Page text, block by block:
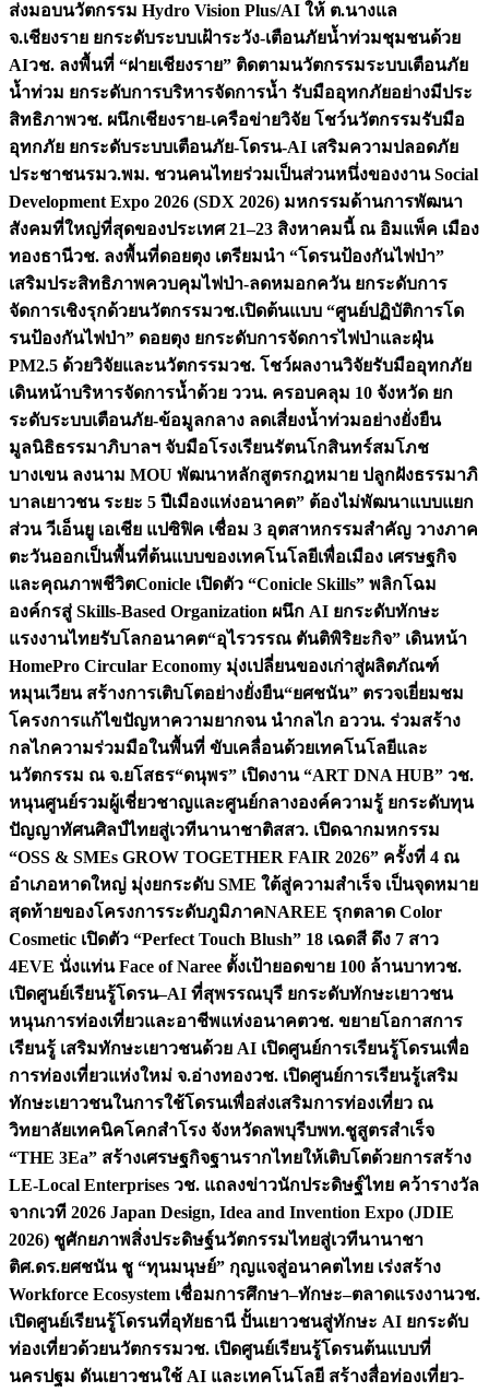
ส่งมอบนวัตกรรม Hydro Vision Plus/AI ให้ ต.นางแล
จ.เชียงราย ยกระดับระบบเฝ้าระวัง-เตือนภัยน้ำท่วมชุมชนด้วย
AIวช. ลงพื้นที่ “ฝายเชียงราย” ติดตามนวัตกรรมระบบเตือนภัย
น้ำท่วม ยกระดับการบริหารจัดการน้ำ รับมืออุทกภัยอย่างมีประ
สิทธิภาพวช. ผนึกเชียงราย-เครือข่ายวิจัย โชว์นวัตกรรมรับมือ
อุทกภัย ยกระดับระบบเตือนภัย-โดรน-AI เสริมความปลอดภัย
ประชาชนรมว.พม. ชวนคนไทยร่วมเป็นส่วนหนึ่งของงาน Social
Development Expo 2026 (SDX 2026) มหกรรมด้านการพัฒนา
สังคมที่ใหญ่ที่สุดของประเทศ 21–23 สิงหาคมนี้ ณ อิมแพ็ค เมือง
ทองธานีวช. ลงพื้นที่ดอยตุง เตรียมนำ “โดรนป้องกันไฟป่า”
เสริมประสิทธิภาพควบคุมไฟป่า-ลดหมอกควัน ยกระดับการ
จัดการเชิงรุกด้วยนวัตกรรมวช.เปิดต้นแบบ “ศูนย์ปฏิบัติการโด
รนป้องกันไฟป่า” ดอยตุง ยกระดับการจัดการไฟป่าและฝุ่น
PM2.5 ด้วยวิจัยและนวัตกรรมวช. โชว์ผลงานวิจัยรับมืออุทกภัย
เดินหน้าบริหารจัดการน้ำด้วย ววน. ครอบคลุม 10 จังหวัด ยก
ระดับระบบเตือนภัย-ข้อมูลกลาง ลดเสี่ยงน้ำท่วมอย่างยั่งยืน
มูลนิธิธรรมาภิบาลฯ จับมือโรงเรียนรัตนโกสินทร์สมโภช
บางเขน ลงนาม MOU พัฒนาหลักสูตรกฎหมาย ปลูกฝังธรรมาภิ
บาลเยาวชน ระยะ 5 ปีเมืองแห่งอนาคต” ต้องไม่พัฒนาแบบแยก
ส่วน วีเอ็นยู เอเชีย แปซิฟิค เชื่อม 3 อุตสาหกรรมสำคัญ วางภาค
ตะวันออกเป็นพื้นที่ต้นแบบของเทคโนโลยีเพื่อเมือง เศรษฐกิจ
และคุณภาพชีวิตConicle เปิดตัว “Conicle Skills” พลิกโฉม
องค์กรสู่ Skills-Based Organization ผนึก AI ยกระดับทักษะ
แรงงานไทยรับโลกอนาคต“อุไรวรรณ ตันติพิริยะกิจ” เดินหน้า
HomePro Circular Economy มุ่งเปลี่ยนของเก่าสู่ผลิตภัณฑ์
หมุนเวียน สร้างการเติบโตอย่างยั่งยืน“ยศชนัน” ตรวจเยี่ยมชม
โครงการแก้ไขปัญหาความยากจน นำกลไก อววน. ร่วมสร้าง
กลไกความร่วมมือในพื้นที่ ขับเคลื่อนด้วยเทคโนโลยีและ
นวัตกรรม ณ จ.ยโสธร“ดนุพร” เปิดงาน “ART DNA HUB” วช.
หนุนศูนย์รวมผู้เชี่ยวชาญและศูนย์กลางองค์ความรู้ ยกระดับทุน
ปัญญาทัศนศิลป์ไทยสู่เวทีนานาชาติสสว. เปิดฉากมหกรรม
“OSS & SMEs GROW TOGETHER FAIR 2026” ครั้งที่ 4 ณ
อำเภอหาดใหญ่ มุ่งยกระดับ SME ใต้สู่ความสำเร็จ เป็นจุดหมาย
สุดท้ายของโครงการระดับภูมิภาคNAREE รุกตลาด Color
Cosmetic เปิดตัว “Perfect Touch Blush” 18 เฉดสี ดึง 7 สาว
4EVE นั่งแท่น Face of Naree ตั้งเป้ายอดขาย 100 ล้านบาทวช.
เปิดศูนย์เรียนรู้โดรน–AI ที่สุพรรณบุรี ยกระดับทักษะเยาวชน
หนุนการท่องเที่ยวและอาชีพแห่งอนาคตวช. ขยายโอกาสการ
เรียนรู้ เสริมทักษะเยาวชนด้วย AI เปิดศูนย์การเรียนรู้โดรนเพื่อ
การท่องเที่ยวแห่งใหม่ จ.อ่างทองวช. เปิดศูนย์การเรียนรู้เสริม
ทักษะเยาวชนในการใช้โดรนเพื่อส่งเสริมการท่องเที่ยว ณ
วิทยาลัยเทคนิคโคกสำโรง จังหวัดลพบุรีบพท.ชูสูตรสำเร็จ
“THE 3Ea” สร้างเศรษฐกิจฐานรากไทยให้เติบโตด้วยการสร้าง
LE-Local Enterprises วช. แถลงข่าวนักประดิษฐ์ไทย คว้ารางวัล
จากเวที 2026 Japan Design, Idea and Invention Expo (JDIE
2026) ชูศักยภาพสิ่งประดิษฐ์นวัตกรรมไทยสู่เวทีนานาชา
ติศ.ดร.ยศชนัน ชู “ทุนมนุษย์” กุญแจสู่อนาคตไทย เร่งสร้าง
Workforce Ecosystem เชื่อมการศึกษา–ทักษะ–ตลาดแรงงานวช.
เปิดศูนย์เรียนรู้โดรนที่อุทัยธานี ปั้นเยาวชนสู่ทักษะ AI ยกระดับ
ท่องเที่ยวด้วยนวัตกรรมวช. เปิดศูนย์เรียนรู้โดรนต้นแบบที่
นครปฐม ดันเยาวชนใช้ AI และเทคโนโลยี สร้างสื่อท่องเที่ยว-